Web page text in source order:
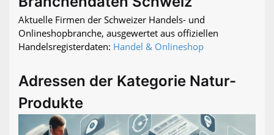
Aktuelle Firmen der Schweizer Handels- und
Onlineshopbranche, ausgewertet aus offiziellen
Handelsregisterdaten: Handel & Onlineshop
Adressen der Kategorie Natur-
Produkte